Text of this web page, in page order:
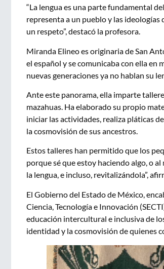
“La lengua es una parte fundamental
representa a un pueblo y las
un respeto”, destacó la profesora.
Miranda Elineo es originaria de San
el español y se comunicaba con ella en
nuevas generaciones ya no hablan su
Ante este panorama, ella imparte
mazahuas. Ha elaborado su propio
iniciar las actividades, realiza pláticas
la cosmovisión de sus ancestros.
Estos talleres han permitido que los
porque sé que estoy haciendo algo, o
la lengua, e incluso, revitalizándola”,
El Gobierno del Estado de México,
Ciencia, Tecnología e Innovación
educación intercultural e inclusiva de
identidad y la cosmovisión de quienes